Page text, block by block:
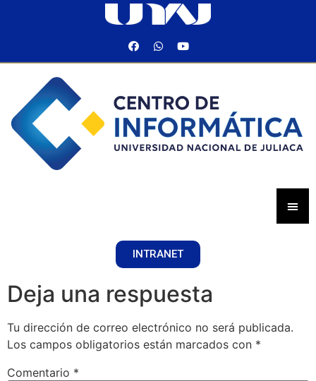
INTRANET
Deja una respuesta
Tu dirección de correo electrónico no será publicada.
Los campos obligatorios están marcados con *
Comentario *